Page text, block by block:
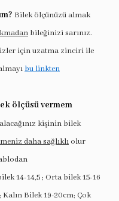
Bilek ölçünüzü almak
bileğinizi sarınız.
için uzatma zinciri ile
bu linkten
ölçüsü vermem
kişinin bilek
daha sağlıklı olur
14-14,5 ; Orta bilek 15-16
Bilek 19-20cm; Çok